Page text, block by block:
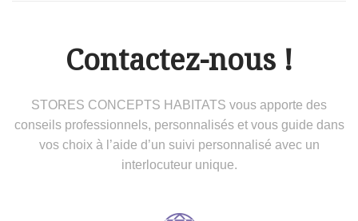
Contactez-nous !
STORES CONCEPTS HABITATS vous apporte des
conseils professionnels, personnalisés et vous guide dans
vos choix à l’aide d’un suivi personnalisé avec un
interlocuteur unique.